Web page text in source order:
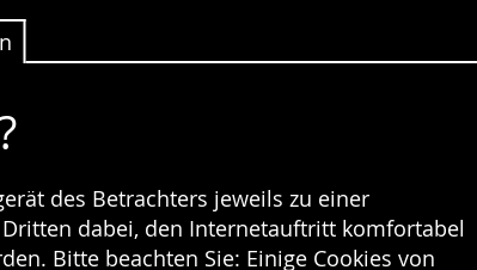
des Betrachters jeweils zu einer
dabei, den Internetauftritt komfortabel
Bitte beachten Sie: Einige Cookies von